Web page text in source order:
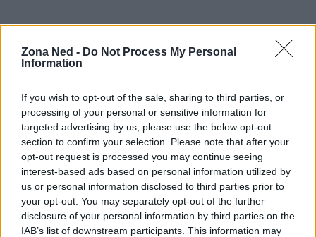
Zona Ned - Do Not Process My Personal
Information
If you wish to opt-out of the sale, sharing to third parties, or
processing of your personal or sensitive information for
targeted advertising by us, please use the below opt-out
section to confirm your selection. Please note that after your
opt-out request is processed you may continue seeing
interest-based ads based on personal information utilized by
us or personal information disclosed to third parties prior to
your opt-out. You may separately opt-out of the further
disclosure of your personal information by third parties on the
IAB’s list of downstream participants. This information may
AUTORE
Staff